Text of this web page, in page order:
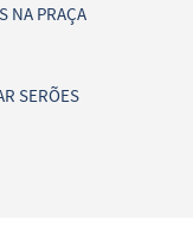
NA PRAÇA
SERÕES